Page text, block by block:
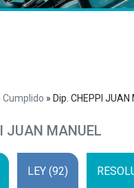
Cumplido » Dip. CHEPPI JUAN
JUAN MANUEL
LEY (92)